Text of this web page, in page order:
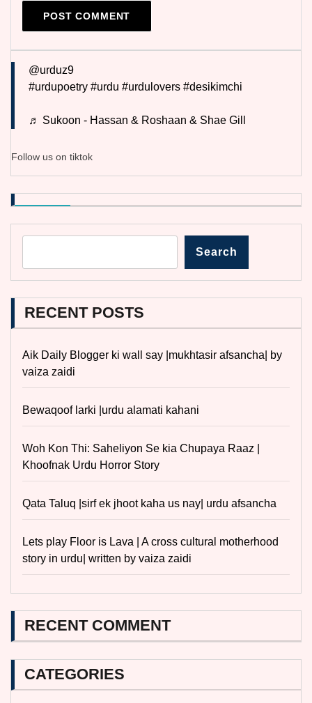
@urduz9
#urdupoetry #urdu #urdulovers #desikimchi
♬ Sukoon - Hassan & Roshaan & Shae Gill
Follow us on tiktok
Search
RECENT POSTS
Aik Daily Blogger ki wall say |mukhtasir afsancha| by
vaiza zaidi
Bewaqoof larki |urdu alamati kahani
Woh Kon Thi: Saheliyon Se kia Chupaya Raaz |
Khoofnak Urdu Horror Story
Qata Taluq |sirf ek jhoot kaha us nay| urdu afsancha
Lets play Floor is Lava | A cross cultural motherhood
story in urdu| written by vaiza zaidi
RECENT COMMENT
CATEGORIES